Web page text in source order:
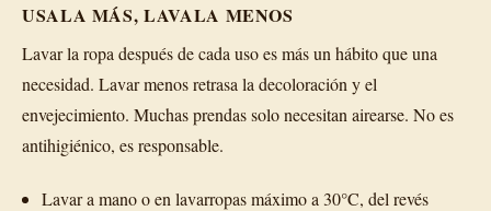
USALA MÁS, LAVALA MENOS
Lavar la ropa después de cada uso es más un hábito que una
necesidad. Lavar menos retrasa la decoloración y el
envejecimiento. Muchas prendas solo necesitan airearse. No es
antihigiénico, es responsable.
Lavar a mano o en lavarropas máximo a 30°C, del revés